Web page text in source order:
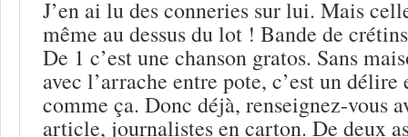
J’en ai lu des conneries sur lui. Mais
même au dessus du lot ! Bande de
De 1 c’est une chanson gratos. Sans
avec l’arrache entre pote, c’est un délire
comme ça. Donc déjà, renseignez-vous
article, journalistes en carton. De deux